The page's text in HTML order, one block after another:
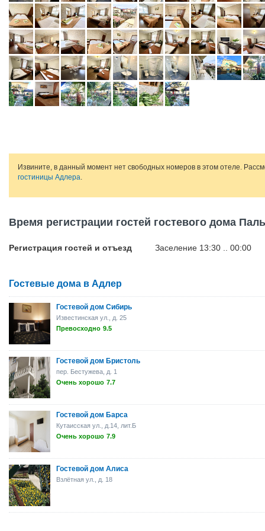
Извините, в данный момент нет свободных номеров в этом отеле.
гостиницы Адлера.
Время регистрации гостей гостевого дома
Регистрация гостей и отъезд Заселение 13:30 .. 00:00
Гостевые дома в Адлер
Гостевой дом Сибирь
Известинская ул., д. 25
Превосходно 9.5
Гостевой дом Бристоль
пер. Бестужева, д. 1
Очень хорошо 7.7
Гостевой дом Барса
Кутаисская ул., д.14, лит.Б
Очень хорошо 7.9
Гостевой дом Алиса
Взлётная ул., д. 18